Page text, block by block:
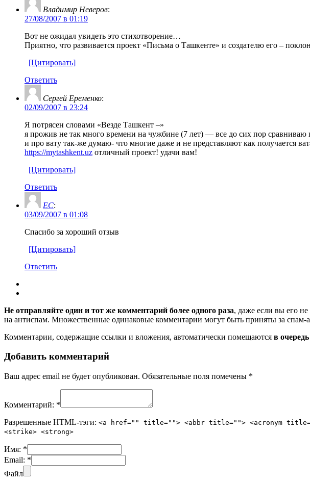
Владимир Неверов:
27/08/2007 в 01:19
Вот не ожидал увидеть это стихотворение…
Приятно, что развивается проект «Письма о Ташкенте» и создателю его –
[Цитировать]
Ответить
Сергей Еременко:
02/09/2007 в 23:24
Я потрясен словами «Везде Ташкент –»
я прожив не так много времени на чужбине (7 лет) — все до сих пор
и про вату так-же думаю- что многие даже и не представляют как получается
https://mytashkent.uz отличный проект! удачи вам!
[Цитировать]
Ответить
ЕС:
03/09/2007 в 01:08
Спасибо за хороший отзыв
[Цитировать]
Ответить
Не отправляйте один и тот же комментарий более одного раза, даже если вы его
на антиспам. Множественные одинаковые комментарии могут быть приняты за спам-
Комментарии, содержащие ссылки и вложения, автоматически помещаются в
Добавить комментарий
Ваш адрес email не будет опубликован. Обязательные поля помечены *
Комментарий: *
Разрешенные HTML-тэги: <a href="" title=""> <abbr title=""> <acronym
<strike> <strong>
Имя: *
Email: *
Файл